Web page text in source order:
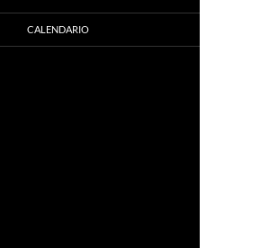
CALENDARIO